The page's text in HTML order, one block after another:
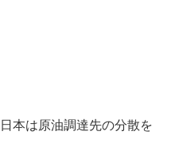
本は原油調達先の分散を